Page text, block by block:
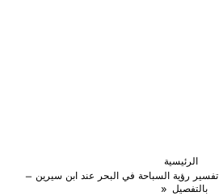
الرئيسية
رؤية السباحة في البحر عند ابن سيرين –
بالتفصيل